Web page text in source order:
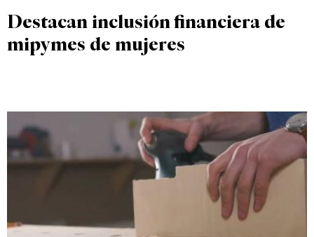
Destacan inclusión financiera de
mipymes de mujeres